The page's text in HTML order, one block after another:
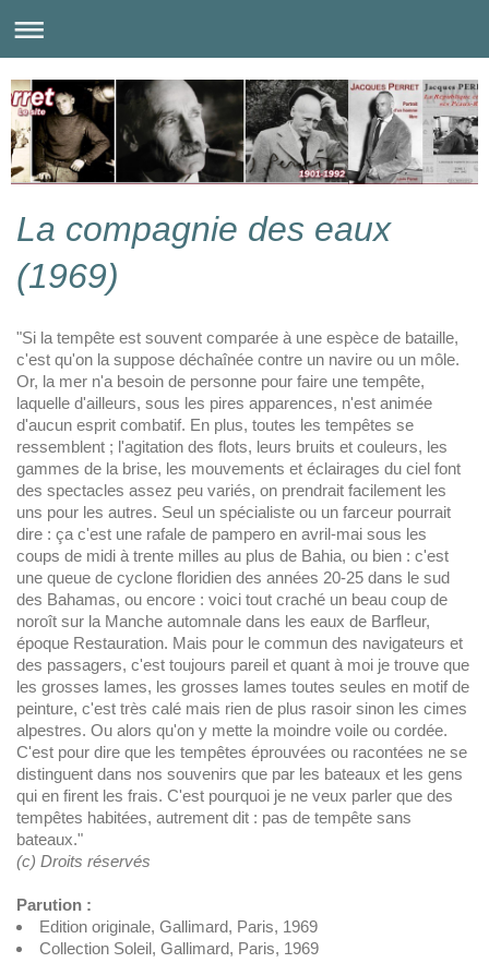
La compagnie des eaux
(1969)
"Si la tempête est souvent comparée à une espèce de bataille,
c'est qu'on la suppose déchaînée contre un navire ou un môle.
Or, la mer n'a besoin de personne pour faire une tempête,
laquelle d'ailleurs, sous les pires apparences, n'est animée
d'aucun esprit combatif. En plus, toutes les tempêtes se
ressemblent ; l'agitation des flots, leurs bruits et couleurs, les
gammes de la brise, les mouvements et éclairages du ciel font
des spectacles assez peu variés, on prendrait facilement les
uns pour les autres. Seul un spécialiste ou un farceur pourrait
dire : ça c'est une rafale de pampero en avril-mai sous les
coups de midi à trente milles au plus de Bahia, ou bien : c'est
une queue de cyclone floridien des années 20-25 dans le sud
des Bahamas, ou encore : voici tout craché un beau coup de
noroît sur la Manche automnale dans les eaux de Barfleur,
époque Restauration. Mais pour le commun des navigateurs et
des passagers, c'est toujours pareil et quant à moi je trouve que
les grosses lames, les grosses lames toutes seules en motif de
peinture, c'est très calé mais rien de plus rasoir sinon les cimes
alpestres. Ou alors qu'on y mette la moindre voile ou cordée.
C'est pour dire que les tempêtes éprouvées ou racontées ne se
distinguent dans nos souvenirs que par les bateaux et les gens
qui en firent les frais. C'est pourquoi je ne veux parler que des
tempêtes habitées, autrement dit : pas de tempête sans
bateaux."
(c) Droits réservés
Parution :
Edition originale, Gallimard, Paris, 1969
Collection Soleil, Gallimard, Paris, 1969